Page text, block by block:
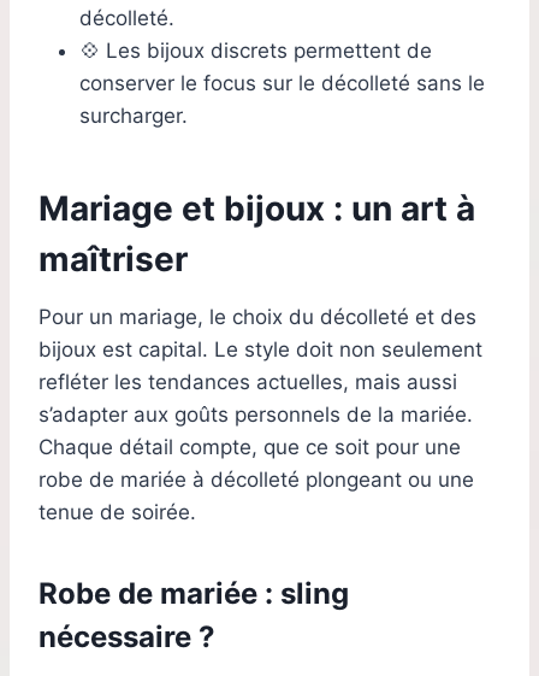
décolleté.
💠 Les bijoux discrets permettent de
conserver le focus sur le décolleté sans le
surcharger.
Mariage et bijoux : un art à
maîtriser
Pour un mariage, le choix du décolleté et des
bijoux est capital. Le style doit non seulement
refléter les tendances actuelles, mais aussi
s’adapter aux goûts personnels de la mariée.
Chaque détail compte, que ce soit pour une
robe de mariée à décolleté plongeant ou une
tenue de soirée.
Robe de mariée : sling
nécessaire ?